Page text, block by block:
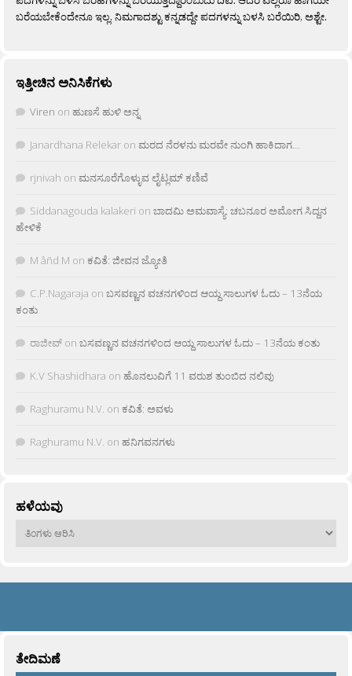
ಬರೆಯಬೇಕೆಂದೇನೂ ಇಲ್ಲ. ನಿಮಗಾದಶ್ಟು ಕನ್ನಡದ್ದೇ ಪದಗಳನ್ನು ಬಳಸಿ ಬರೆಯಿರಿ, ಅಶ್ಟೇ.
ಇತ್ತೀಚಿನ ಅನಿಸಿಕೆಗಳು
Viren on ಹುಣಸೆ ಹುಳಿ ಅನ್ನ
Janardhana Relekar on ಮರದ ನೆರಳನು ಮರವೇ ನುಂಗಿ ಹಾಕಿದಾಗ…
rjnivah on ಮನಸೂರೆಗೊಳ್ಳುವ ಲೈಟ್ಲಮ್ ಕಣಿವೆ
Siddanagouda kalakeri on ಬಾದಮಿ ಅಮವಾಸ್ಯೆ: ಚಬನೂರ ಅಮೋಗ ಸಿದ್ದನ
ಹೇಳಿಕೆ
M âñd M on ಕವಿತೆ: ಜೀವನ ಜ್ಯೋತಿ
C.P.Nagaraja on ಬಸವಣ್ಣನ ವಚನಗಳಿಂದ ಆಯ್ದ ಸಾಲುಗಳ ಓದು – 13ನೆಯ
ಕಂತು
ರಾಜೀವ್ on ಬಸವಣ್ಣನ ವಚನಗಳಿಂದ ಆಯ್ದ ಸಾಲುಗಳ ಓದು – 13ನೆಯ ಕಂತು
K.V Shashidhara on ಹೊನಲುವಿಗೆ 11 ವರುಶ ತುಂಬಿದ ನಲಿವು
Raghuramu N.V. on ಕವಿತೆ: ಅವಳು
Raghuramu N.V. on ಹನಿಗವನಗಳು
ಹಳೆಯವು
ಹಳೆಯವು
ತೇದಿಮಣೆ